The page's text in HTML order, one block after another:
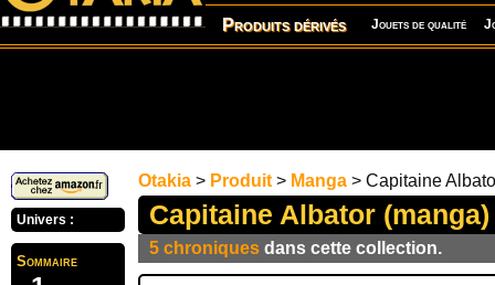
Produits dérivés Jouets de qualité
Univers :
Sommaire
Otakia > Produit > Manga > Capitaine
Capitaine Albator (manga)
5 chroniques dans cette collection.